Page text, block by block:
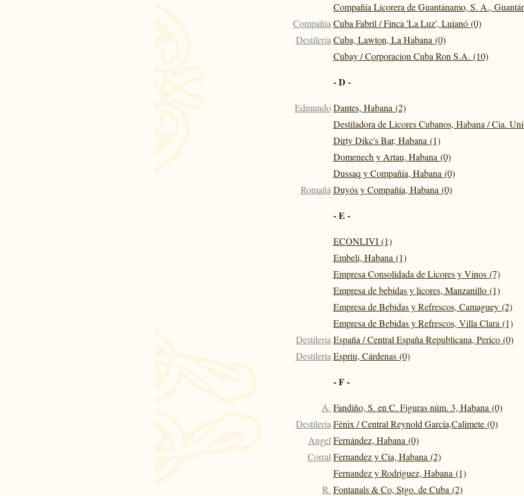
Compañía Licorera de Guantánamo, S. A.,
Compañía Cuba Fabril / Finca 'La Luz', Luianó (0)
Destilería Cuba, Lawton, La Habana (0)
Cubay / Corporacion Cuba Ron S.A. (10)
- D -
Edmundo Dantes, Habana (2)
Destiladora de Licores Cubanos, Habana / Cia.
Dirty Dikc's Bar, Habana (1)
Domenech y Artau, Habana (0)
Dussaq y Compañía, Habana (0)
Romañá Duyós y Compañía, Habana (0)
- E -
ECONLIVI (1)
Embeli, Habana (1)
Empresa Consolidada de Licores y Vinos (7)
Empresa de bebidas y licores, Manzanillo (1)
Empresa de Bebidas y Refrescos, Camaguey (2)
Empresa de Bebidas y Refrescos, Villa Clara (1)
Destilería España / Central España Republicana, Perico (0)
Destilería Espriu, Cárdenas (0)
- F -
A. Fandiño, S. en C. Figuras núm. 3, Habana (0)
Destilería Fénix / Central Reynold García,Calimete (0)
Angel Fernández, Habana (0)
Corral Fernandez y Cia, Habana (2)
Fernandez y Rodriguez, Habana (1)
R. Fontanals & Co, Stgo. de Cuba (2)